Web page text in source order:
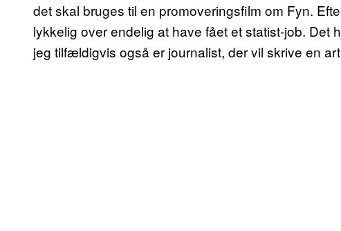
det skal bruges til en promoveringsfilm om Fyn.
lykkelig over endelig at have fået et statist-job.
jeg tilfældigvis også er journalist, der vil skrive en